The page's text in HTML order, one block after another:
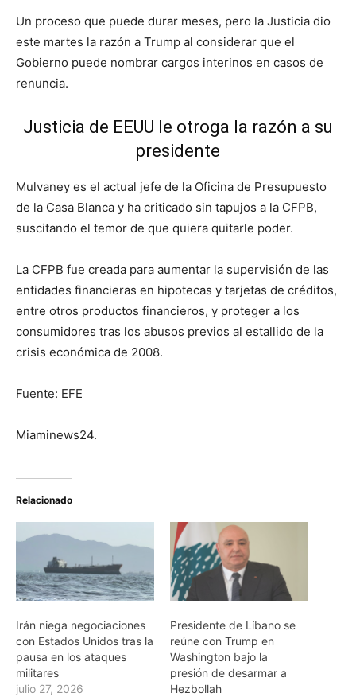
Un proceso que puede durar meses, pero la Justicia dio
este martes la razón a Trump al considerar que el
Gobierno puede nombrar cargos interinos en casos de
renuncia.
Justicia de EEUU le otroga la razón a su
presidente
Mulvaney es el actual jefe de la Oficina de Presupuesto
de la Casa Blanca y ha criticado sin tapujos a la CFPB,
suscitando el temor de que quiera quitarle poder.
La CFPB fue creada para aumentar la supervisión de las
entidades financieras en hipotecas y tarjetas de créditos,
entre otros productos financieros, y proteger a los
consumidores tras los abusos previos al estallido de la
crisis económica de 2008.
Fuente: EFE
Miaminews24.
Relacionado
Irán niega negociaciones
con Estados Unidos tras la
pausa en los ataques
militares
julio 27, 2026
Presidente de Líbano se
reúne con Trump en
Washington bajo la
presión de desarmar a
Hezbollah